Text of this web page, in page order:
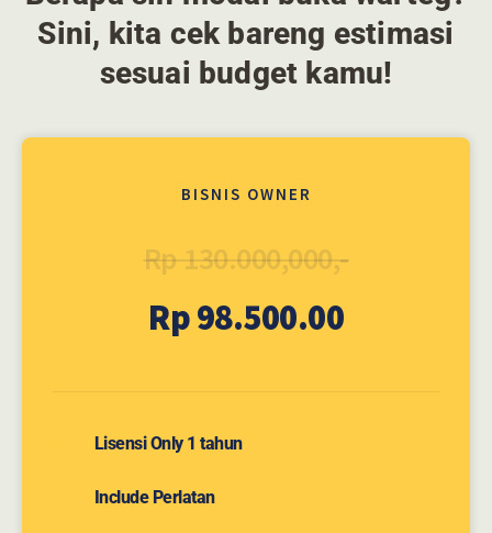
Sini, kita cek bareng estimasi
sesuai budget kamu!
BISNIS OWNER
Rp 130.000,000,-
Rp 98.500.00
Lisensi Only 1 tahun
Include Perlatan